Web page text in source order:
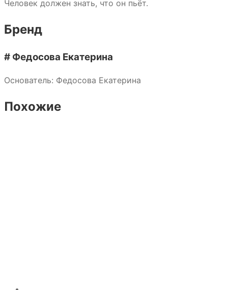
Человек должен знать, что он пьёт.
Бренд
# Федосова Екатерина
Основатель: Федосова Екатерина
Похожие